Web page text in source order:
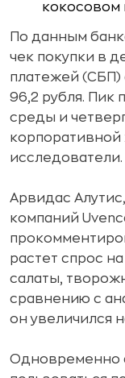
кокосовом
По данным
чек покупки в
платежей (СБП)
96,2 рубля. Пик
среды и
корпоративной
исследователи.
Арвидас
компаний
растет спрос
салаты,
сравнению с
он увеличился
Одновременно